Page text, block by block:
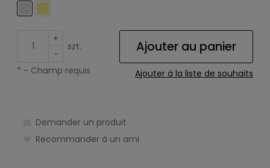
+
-
szt. Ajouter au panier
Ajouter à la liste de souhaits
* - Champ requis
Demander un produit
Recommander à un ami